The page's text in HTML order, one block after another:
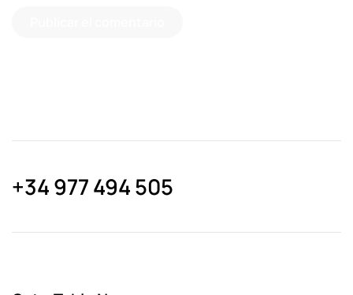
+34 977 494 505